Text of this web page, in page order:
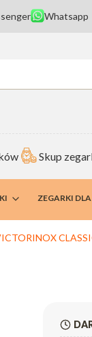
Whatsapp
Skup
ZEGARKI